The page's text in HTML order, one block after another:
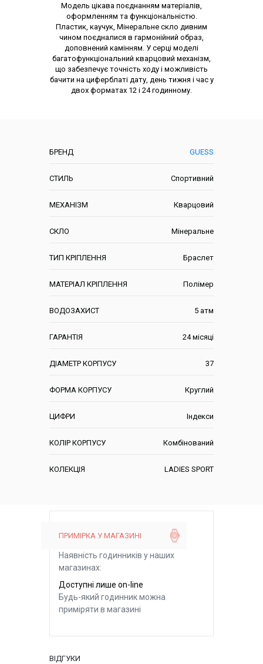
БРЕНД GUESS
СТИЛЬ Спортивний
МЕХАНІЗМ Кварцовий
СКЛО Мінеральне
ТИП КРІПЛЕННЯ Браслет
МАТЕРІАЛ КРІПЛЕННЯ Полімер
ВОДОЗАХИСТ 5 атм
ГАРАНТІЯ 24 місяці
ДІАМЕТР КОРПУСУ 37
ФОРМА КОРПУСУ Круглий
ЦИФРИ Індекси
КОЛІР КОРПУСУ Комбінований
КОЛЕКЦІЯ LADIES SPORT
Модель цікава поєднанням матеріалів,
оформленням та функціональністю.
Пластик, каучук, Мінеральне скло дивним
чином поєдналися в гармонійний образ,
доповнений камінням. У серці моделі
багатофункціональний кварцовий механізм,
що забезпечує точність ходу і можливість
бачити на циферблаті дату, день тижня і час у
двох форматах 12 і 24 годинному.
ПРИМІРКА У МАГАЗИНІ
Наявність годинників у наших
магазинах:
Доступні лише on-line
Будь-який годинник можна
приміряти в магазині
ВІДГУКИ